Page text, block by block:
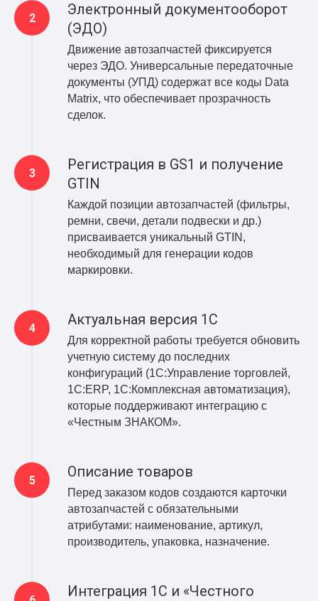
Электронный документооборот
(ЭДО)
Движение автозапчастей фиксируется
через ЭДО. Универсальные передаточные
документы (УПД) содержат все коды Data
Matrix, что обеспечивает прозрачность
сделок.
Регистрация в GS1 и получение
GTIN
Каждой позиции автозапчастей (фильтры,
ремни, свечи, детали подвески и др.)
присваивается уникальный GTIN,
необходимый для генерации кодов
маркировки.
Актуальная версия 1С
Для корректной работы требуется обновить
учетную систему до последних
конфигураций (1С:Управление торговлей,
1С:ERP, 1С:Комплексная автоматизация),
которые поддерживают интеграцию с
«Честным ЗНАКОМ».
Описание товаров
Перед заказом кодов создаются карточки
автозапчастей с обязательными
атрибутами: наименование, артикул,
производитель, упаковка, назначение.
Интеграция 1С и «Честного